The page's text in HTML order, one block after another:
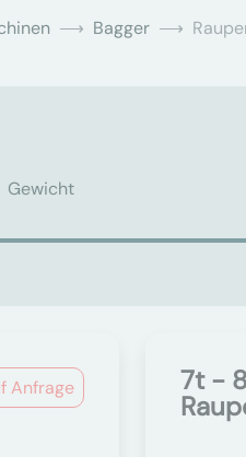
Bagger
Gewicht
Anfrage 7t -